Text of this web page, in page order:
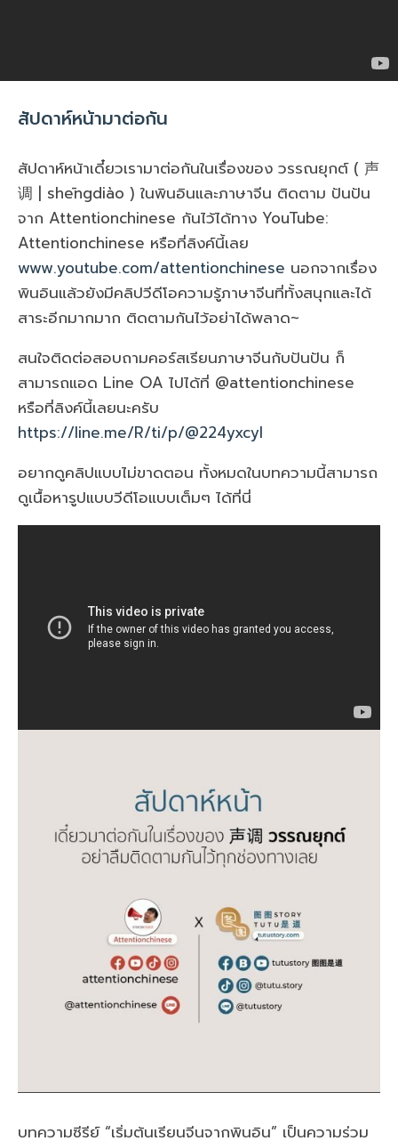
สัปดาห์หน้ามาต่อกัน
สัปดาห์หน้าเดี๋ยวเรามาต่อกันในเรื่องของ วรรณยุกต์ ( 声
调 | shēngdiào ) ในพินอินและภาษาจีน ติดตาม ปันปัน
จาก Attentionchinese กันไว้ได้ทาง YouTube:
Attentionchinese หรือที่ลิงค์นี้เลย
www.youtube.com/attentionchinese นอกจากเรื่อง
พินอินแล้วยังมีคลิปวีดีโอความรู้ภาษาจีนที่ทั้งสนุกและได้
สาระอีกมากมาก ติดตามกันไว้อย่าได้พลาด~
สนใจติดต่อสอบถามคอร์สเรียนภาษาจีนกับปันปัน ก็
สามารถแอด Line OA ไปได้ที่ @attentionchinese
หรือที่ลิงค์นี้เลยนะครับ
https://line.me/R/ti/p/@224yxcyl
อยากดูคลิปแบบไม่ขาดตอน ทั้งหมดในบทความนี้สามารถ
ดูเนื้อหารูปแบบวีดีโอแบบเต็มๆ ได้ที่นี่
บทความซีรีย์ “เริ่มต้นเรียนจีนจากพินอิน” เป็นความร่วม